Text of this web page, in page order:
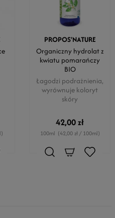
PROPOS'NATURE
Organiczny hydrolat z
kwiatu pomarańczy
BIO
Łagodzi podrażnienia,
wyrównuje koloryt
skóry
42,00 zł
100ml (42,00 zł / 100ml)